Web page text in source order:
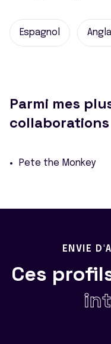
Espagnol
Parmi mes
collaborations
Pete the Monkey
ENVIE
Ces